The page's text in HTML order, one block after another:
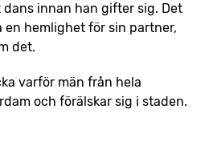
innan han gifter sig. Det
hemlighet för sin partner,
det.
varför män från hela
och förälskar sig i staden.